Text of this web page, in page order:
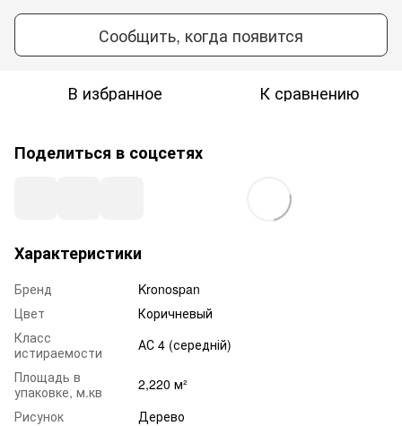
Сообщить, когда появится
В избранное К сравнению
Поделиться в соцсетях
Характеристики
Бренд
Kronospan
Цвет
Коричневый
Класс
истираемости
АС 4 (середній)
Площадь в
упаковке, м.кв
2,220 м²
Рисунок
Дерево